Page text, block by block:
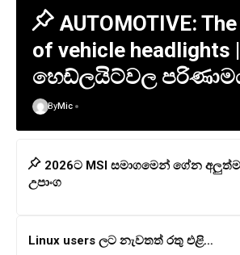
AUTOMOTIVE:
of vehicle headlights |
හෙඩ්ලයිට්වල
ByMic
2026ට MSI සමාගමෙන් ගේන අලුත්ම
උපාංග
Linux users ලට නැවතත් රතු එළි…